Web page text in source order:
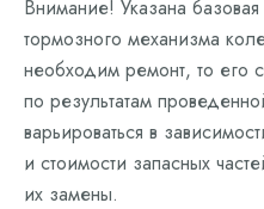
Внимание! Указана
тормозного механизма
необходим ремонт, то его
по результатам
варьироваться в
и стоимости запасных
их замены.